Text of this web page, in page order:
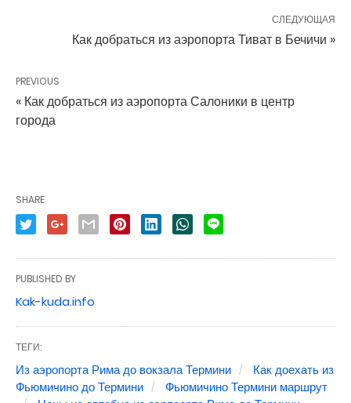
СЛЕДУЮЩАЯ
Как добраться из аэропорта Тиват в Бечичи »
PREVIOUS
« Как добраться из аэропорта Салоники в центр
города
SHARE
PUBLISHED BY
Kak-kuda.info
ТЕГИ:
Из аэропорта Рима до вокзала Термини
Как доехать из
Фьюмичино до Термини
Фьюмичино Термини маршрут